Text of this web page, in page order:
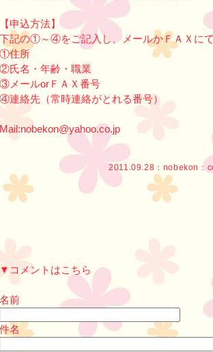
【申込方法】
下記の①～④をご記入し、メールかＦＡＸに
①住所
②氏名・年齢・職業
③メールorＦＡＸ番号
④連絡先（常時連絡がとれる番号）
Mail:nobekon@yahoo.co.jp
2011.09.28： nobekon ：
▼コメントはこちら
名前
件名